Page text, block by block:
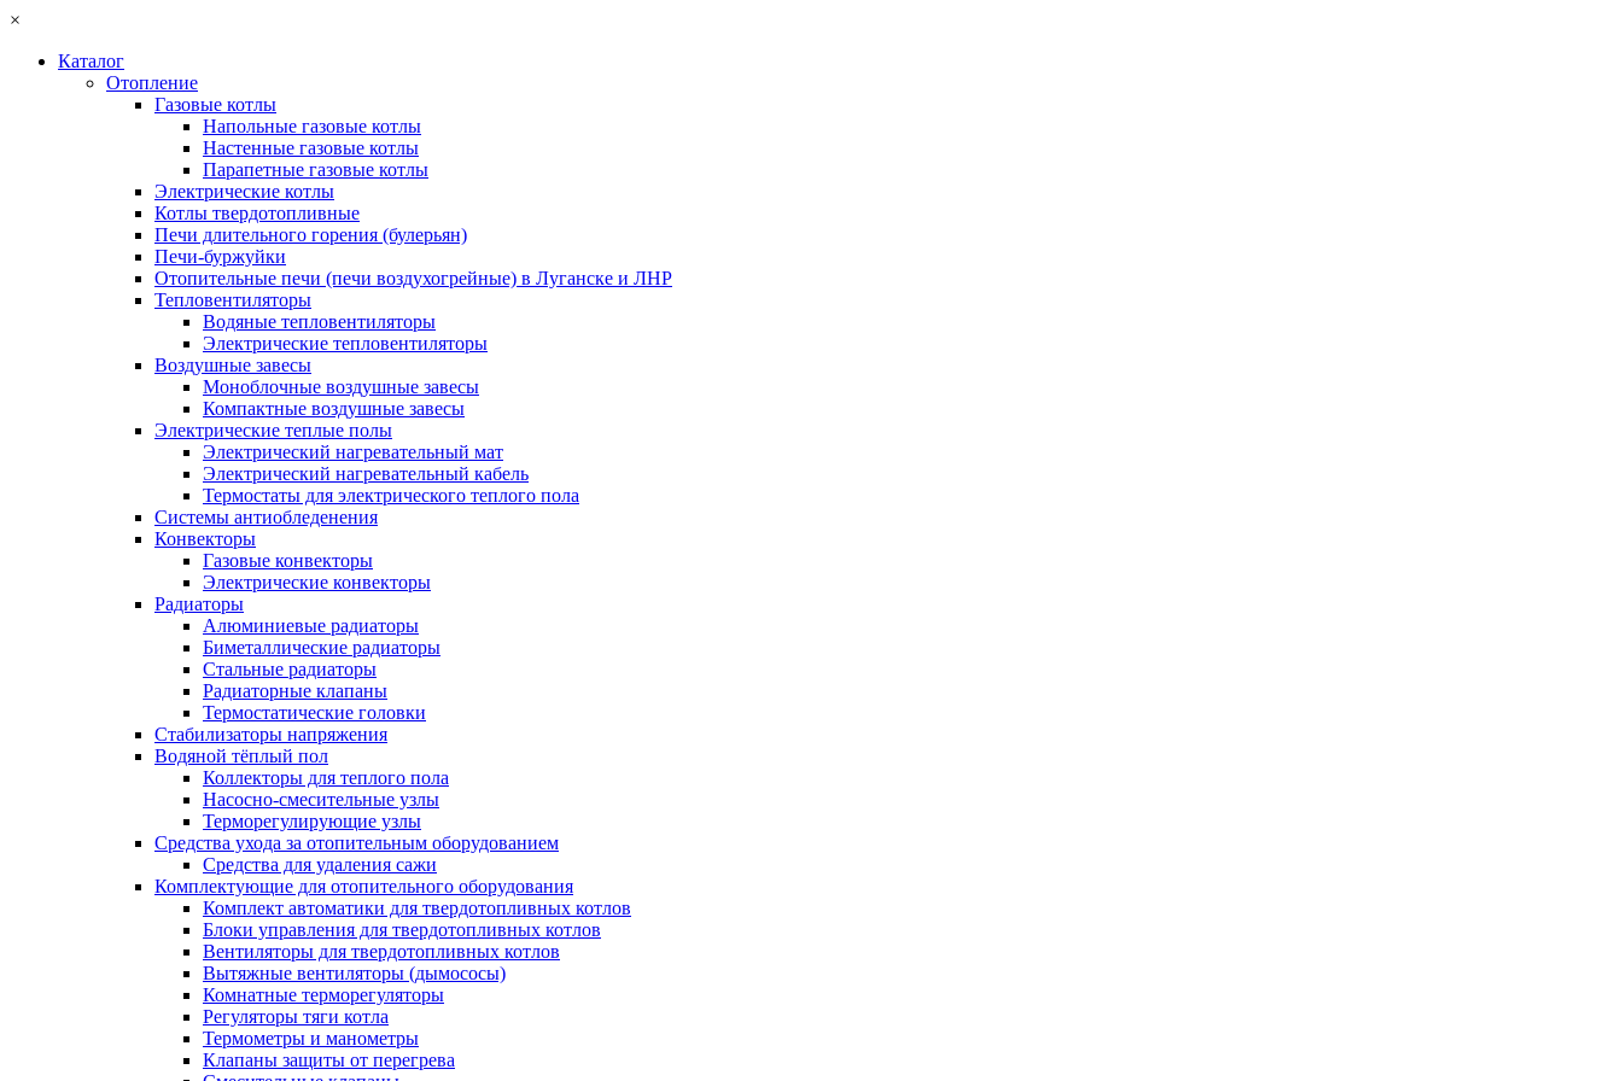
×
Каталог
Отопление
Газовые котлы
Напольные газовые котлы
Настенные газовые котлы
Парапетные газовые котлы
Электрические котлы
Котлы твердотопливные
Печи длительного горения (булерьян)
Печи-буржуйки
Отопительные печи (печи воздухогрейные) в Луганске и ЛНР
Тепловентиляторы
Водяные тепловентиляторы
Электрические тепловентиляторы
Воздушные завесы
Моноблочные воздушные завесы
Компактные воздушные завесы
Электрические теплые полы
Электрический нагревательный мат
Электрический нагревательный кабель
Термостаты для электрического теплого пола
Системы антиобледенения
Конвекторы
Газовые конвекторы
Электрические конвекторы
Радиаторы
Алюминиевые радиаторы
Биметаллические радиаторы
Стальные радиаторы
Радиаторные клапаны
Термостатические головки
Стабилизаторы напряжения
Водяной тёплый пол
Коллекторы для теплого пола
Насосно-смесительные узлы
Терморегулирующие узлы
Средства ухода за отопительным оборудованием
Средства для удаления сажи
Комплектующие для отопительного оборудования
Комплект автоматики для твердотопливных котлов
Блоки управления для твердотопливных котлов
Вентиляторы для твердотопливных котлов
Вытяжные вентиляторы (дымососы)
Комнатные терморегуляторы
Регуляторы тяги котла
Термометры и манометры
Клапаны защиты от перегрева